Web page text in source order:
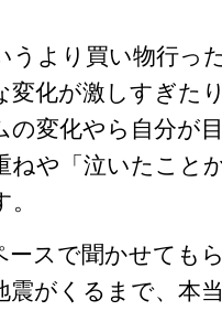
うより買い物行っ
変化が激しすぎた
の変化やら自分が
ねや「泣いたこと
ースで聞かせても
震がくるまで、本